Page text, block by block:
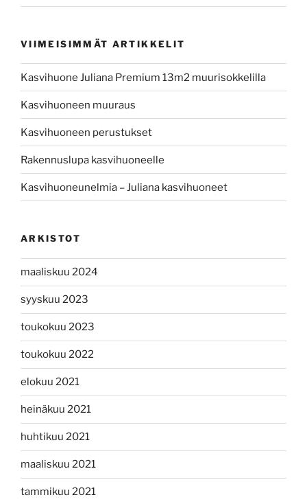
VIIMEISIMMÄT ARTIKKELIT
Kasvihuone Juliana Premium 13m2 muurisokkelilla
Kasvihuoneen muuraus
Kasvihuoneen perustukset
Rakennuslupa kasvihuoneelle
Kasvihuoneunelmia – Juliana kasvihuoneet
ARKISTOT
maaliskuu 2024
syyskuu 2023
toukokuu 2023
toukokuu 2022
elokuu 2021
heinäkuu 2021
huhtikuu 2021
maaliskuu 2021
tammikuu 2021